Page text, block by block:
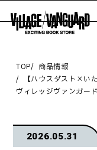
ヴィ
TOP
商品情報
【ハウスダスト×い
ヴィレッジヴァンガー
2026.05.31